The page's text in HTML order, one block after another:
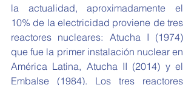
la actualidad, aproximadamente el
10% de la electricidad proviene de tres
reactores nucleares: Atucha I (1974)
que fue la primer instalación nuclear en
América Latina, Atucha II (2014) y el
Embalse (1984). Los tres reactores